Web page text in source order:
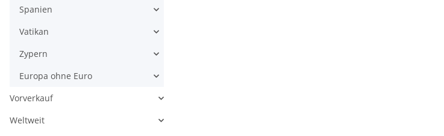
Spanien
Vatikan
Zypern
Europa ohne Euro
Vorverkauf
Weltweit